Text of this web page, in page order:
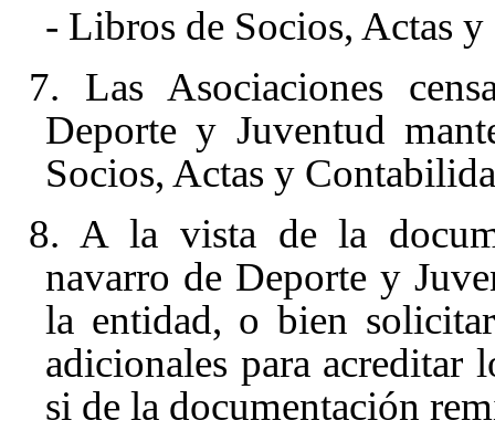
- Libros de Socios, Actas
7. Las Asociaciones
Deporte y Juventud
Socios, Actas y
8. A la vista de la
navarro de Deporte y
la entidad, o bien
adicionales para acreditar
si de la documentación